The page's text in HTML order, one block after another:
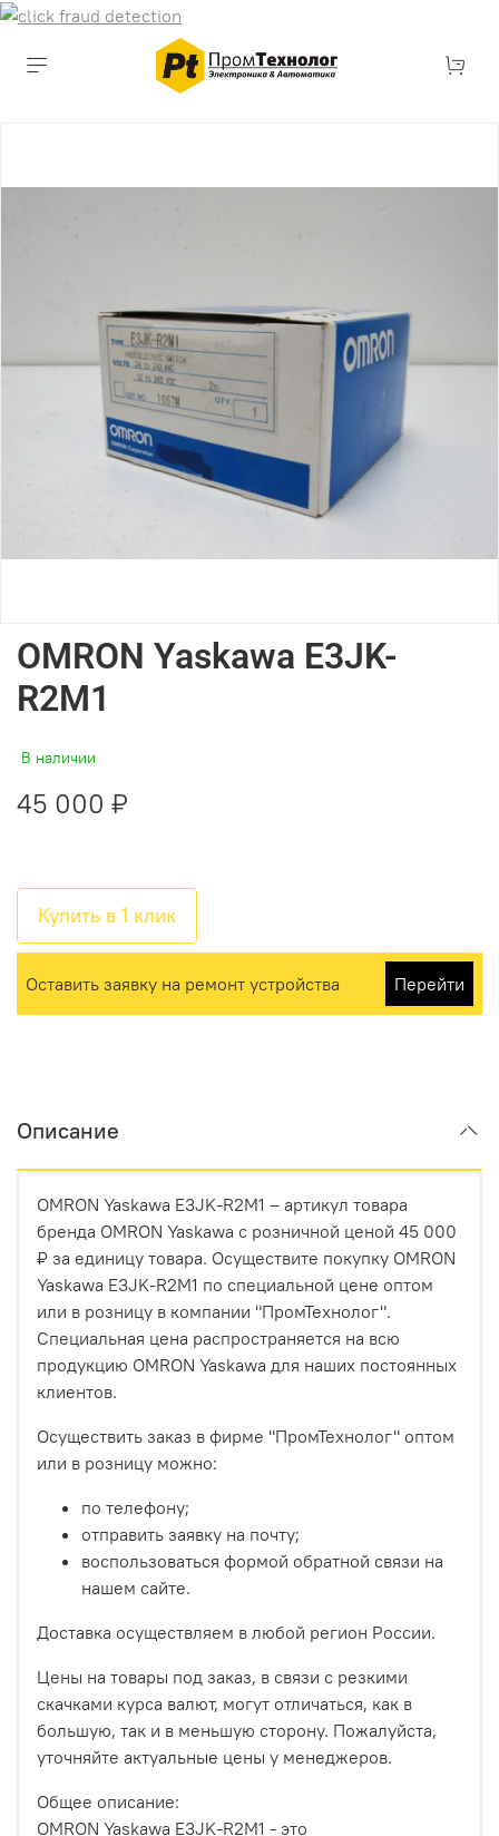
OMRON Yaskawa E3JK-
R2M1
В наличии
45 000 ₽
Купить в 1 клик
Оставить заявку на ремонт устройства Перейти
Описание
OMRON Yaskawa E3JK-R2M1 – артикул товара
бренда OMRON Yaskawa с розничной ценой 45 000
₽ за единицу товара. Осуществите покупку OMRON
Yaskawa E3JK-R2M1 по специальной цене оптом
или в розницу в компании "ПромТехнолог".
Специальная цена распространяется на всю
продукцию OMRON Yaskawa для наших постоянных
клиентов.
Осуществить заказ в фирме "ПромТехнолог" оптом
или в розницу можно:
по телефону;
отправить заявку на почту;
воспользоваться формой обратной связи на
нашем сайте.
Доставка осуществляем в любой регион России.
Цены на товары под заказ, в связи с резкими
скачками курса валют, могут отличаться, как в
большую, так и в меньшую сторону. Пожалуйста,
уточняйте актуальные цены у менеджеров.
Общее описание:
OMRON Yaskawa E3JK-R2M1 - это